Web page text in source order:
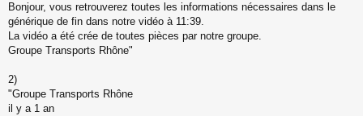
o
n
u
Bonjour, vous retrouverez toutes les informations nécessaires dans le
générique de fin dans notre vidéo à 11:39.
La vidéo a été crée de toutes pièces par notre groupe.
Groupe Transports Rhône"
2)
"Groupe Transports Rhône
il y a 1 an